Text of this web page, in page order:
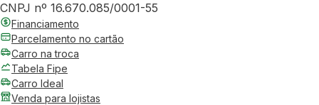
CNPJ nº 16.670.085/0001-55
Financiamento
Parcelamento no cartão
Carro na troca
Tabela Fipe
Carro Ideal
Venda para lojistas